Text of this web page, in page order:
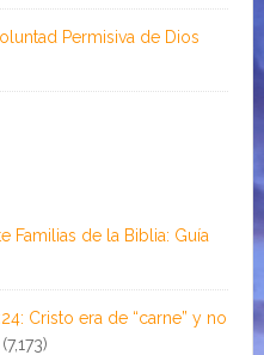
Permisiva de Dios
Familias de la Biblia: Guía
Cristo era de “carne” y no
(7,173)